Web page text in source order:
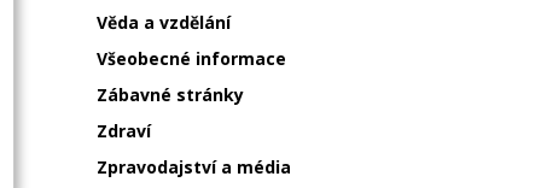
Věda a vzdělání
Všeobecné informace
Zábavné stránky
Zdraví
Zpravodajství a média